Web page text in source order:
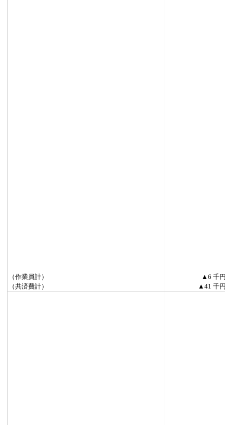
（作業員計）
▲6 千
（共済費計）
▲41 千